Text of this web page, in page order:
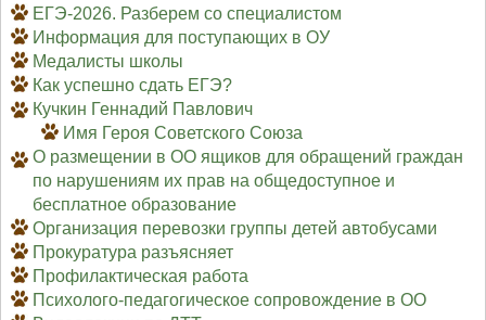
ЕГЭ-2026. Разберем со специалистом
Информация для поступающих в ОУ
Медалисты школы
Как успешно сдать ЕГЭ?
Кучкин Геннадий Павлович
Имя Героя Советского Союза
О размещении в ОО ящиков для обращений граждан
по нарушениям их прав на общедоступное и
бесплатное образование
Организация перевозки группы детей автобусами
Прокуратура разъясняет
Профилактическая работа
Психолого-педагогическое сопровождение в ОО